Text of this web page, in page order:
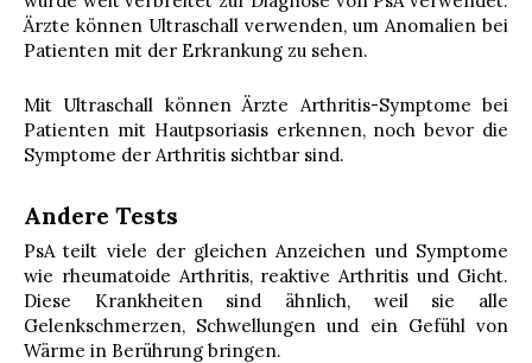
Ärzte können Ultraschall verwenden, um Anomalien bei
Patienten mit der Erkrankung zu sehen.
Mit Ultraschall können Ärzte Arthritis-Symptome bei
Patienten mit Hautpsoriasis erkennen, noch bevor die
Symptome der Arthritis sichtbar sind.
Andere Tests
PsA teilt viele der gleichen Anzeichen und Symptome
wie rheumatoide Arthritis, reaktive Arthritis und Gicht.
Diese Krankheiten sind ähnlich, weil sie alle
Gelenkschmerzen, Schwellungen und ein Gefühl von
Wärme in Berührung bringen.